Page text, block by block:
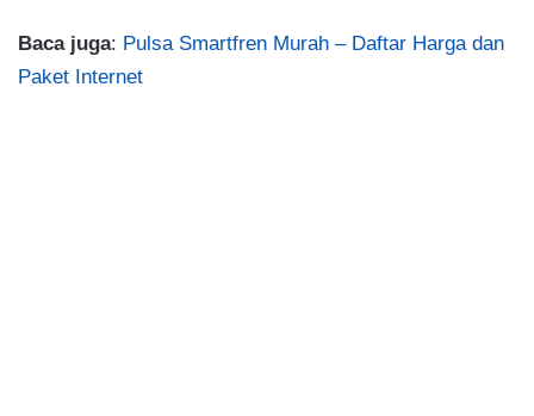
Baca juga: Pulsa Smartfren Murah – Daftar Harga dan
Paket Internet